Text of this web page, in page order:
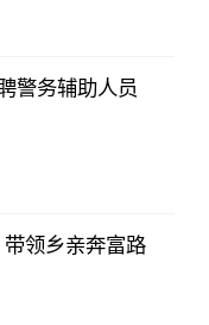
警务辅助人员
领乡亲奔富路